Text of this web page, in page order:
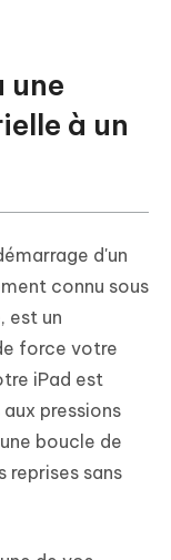
une
à un
d'un
connu sous
est un
force votre
iPad est
pressions
boucle de
reprises sans